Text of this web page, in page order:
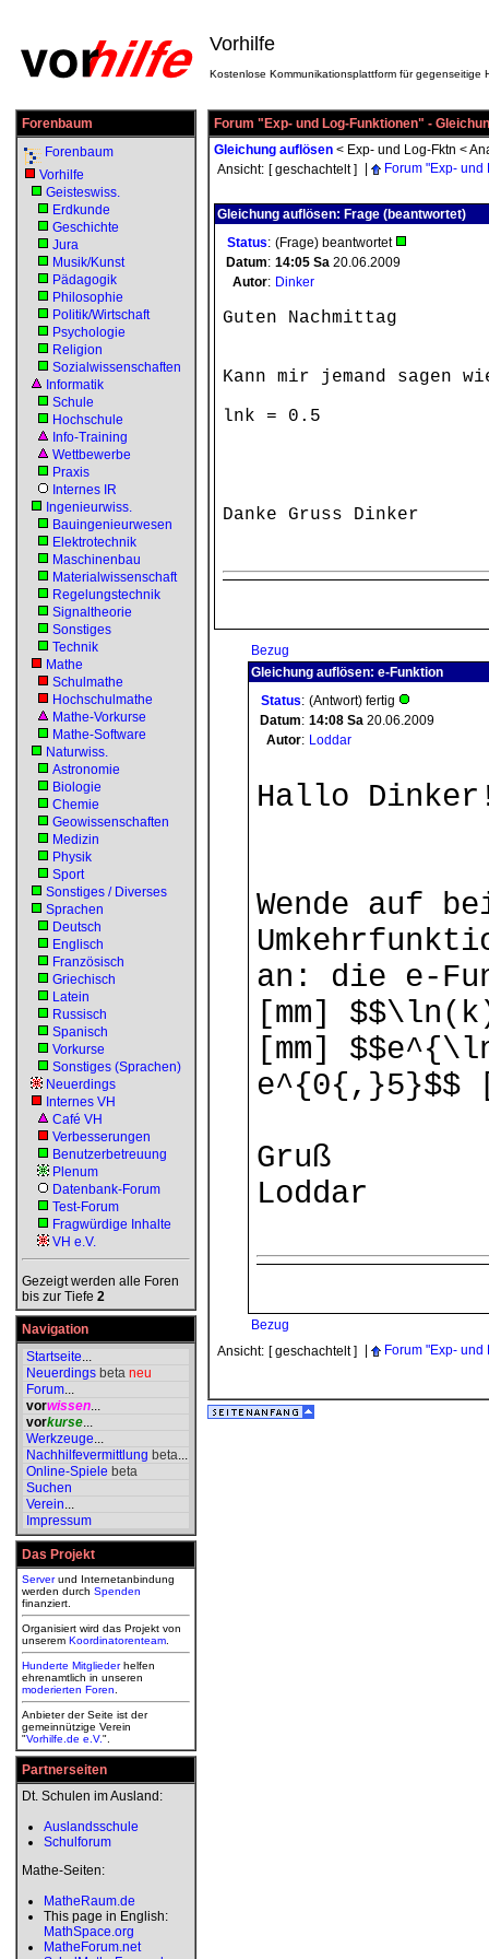
Vorhilfe
Kostenlose Kommunikationsplattform für gegenseitige
Forenbaum
Forenbaum
Vorhilfe
Geisteswiss.
Erdkunde
Geschichte
Jura
Musik/Kunst
Pädagogik
Philosophie
Politik/Wirtschaft
Psychologie
Religion
Sozialwissenschaften
Informatik
Schule
Hochschule
Info-Training
Wettbewerbe
Praxis
Internes IR
Ingenieurwiss.
Bauingenieurwesen
Elektrotechnik
Maschinenbau
Materialwissenschaft
Regelungstechnik
Signaltheorie
Sonstiges
Technik
Mathe
Schulmathe
Hochschulmathe
Mathe-Vorkurse
Mathe-Software
Naturwiss.
Astronomie
Biologie
Chemie
Geowissenschaften
Medizin
Physik
Sport
Sonstiges / Diverses
Sprachen
Deutsch
Englisch
Französisch
Griechisch
Latein
Russisch
Spanisch
Vorkurse
Sonstiges (Sprachen)
Neuerdings
Internes VH
Café VH
Verbesserungen
Benutzerbetreuung
Plenum
Datenbank-Forum
Test-Forum
Fragwürdige Inhalte
VH e.V.
Gezeigt werden alle Foren
bis zur Tiefe 2
Navigation
Startseite...
Neuerdings beta neu
Forum...
vorwissen...
vorkurse...
Werkzeuge...
Nachhilfevermittlung beta...
Online-Spiele beta
Suchen
Verein...
Impressum
Das Projekt
Serverund Internetanbindung
werden durch Spenden
finanziert.
Organisiert wird das Projekt von
unserem Koordinatorenteam
Hunderte Mitgliederhelfen
ehrenamtlich in unseren
moderierten Foren
Anbieter der Seite ist der
gemeinnützige Verein
"Vorhilfe.de e.V.".
Partnerseiten
Dt. Schulen im Ausland:
Auslandsschule
Schulforum
Mathe-Seiten:
MatheRaum.de
This page in English:
MathSpace.org
MatheForum.net
Forum "Exp- und Log-Funktionen" -
Gleichung auflösen < Exp- und Log-Fktn <
Ansicht: [ geschachtelt ] Forum "Exp-
Gleichung auflösen: Frage (beantwortet)
Status: (Frage) beantwortet
Datum: 14:05 Sa 20.06.2009
Autor: Dinker
Guten Nachmittag
Kann mir jemand sagen
lnk = 0.5
Danke Gruss Dinker
Bezug
Gleichung auflösen: e-Funktion
Status: (Antwort) fertig
Datum: 14:08 Sa 20.06.2009
Autor: Loddar
Hallo
Wende auf
an: die e-
[mm]
[mm]
e^{0{,}5}$$
Gruß
Loddar
Bezug
Ansicht: [ geschachtelt ] Forum "Exp-